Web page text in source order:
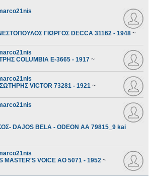
ΓΙΩΡΓΟΣ DECCA 31162 - 1948 ~
COLUMBIA E-3665 - 1917 ~
VICTOR 73281 - 1921 ~
DAJOS BELA - ODEON AA 79815_9 kai
VOICE AO 5071 - 1952 ~